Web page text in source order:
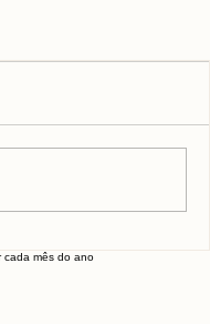
Gramado
cada mês do ano